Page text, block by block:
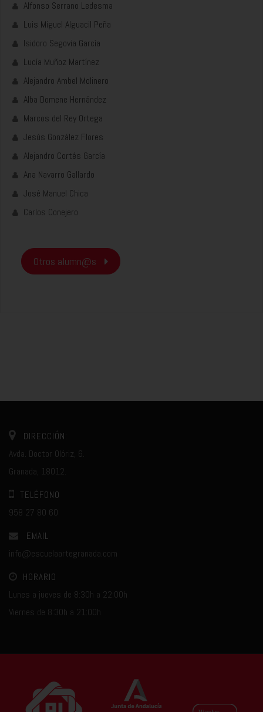
Alfonso Serrano Ledesma
Luis Miguel Alguacil Peña
Isidoro Segovia García
Lucía Muñoz Martínez
Alejandro Ambel Molinero
Alba Domene Hernández
Marcos del Rey Ortega
Jesús González Flores
Alejandro Cortés García
Ana Navarro Gallardo
José Manuel Chica
Carlos Conejero
Otros alumn@s
DIRECCIÓN:
Avda. Doctor Olóriz, 6.
Granada, 18012.
TELÉFONO
958 27 80 60
EMAIL
info@escuelaartegranada.com
HORARIO
Lunes a jueves de 8:30h a 22:00h
Viernes de 8:30h a 21:00h